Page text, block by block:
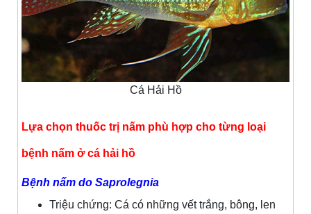
Cá Hải Hồ
Lựa chọn thuốc trị nấm phù hợp cho từng loại
bệnh nấm ở cá hải hồ
Bệnh nấm do Saprolegnia
Triệu chứng: Cá có những vết trắng, bông, len